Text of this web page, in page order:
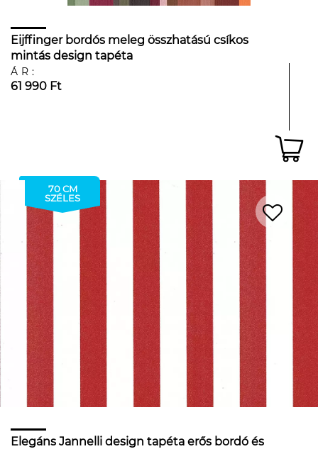
Eijffinger bordós meleg összhatású csíkos
mintás design tapéta
ÁR:
61 990 Ft
70 CM
SZÉLES
Elegáns Jannelli design tapéta erős bordó és